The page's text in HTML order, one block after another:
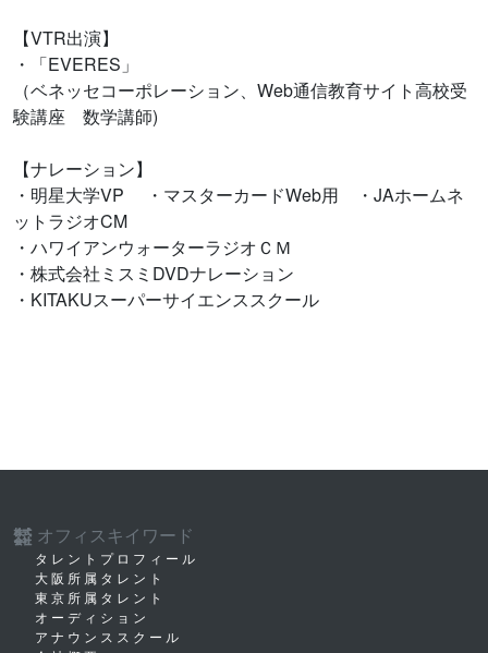
【VTR出演】
・「EVERES」
（ベネッセコーポレーション、Web通信教育サイト高校受
験講座 数学講師)
【ナレーション】
・明星大学VP ・マスターカードWeb用 ・JAホームネ
ットラジオCM
・ハワイアンウォーターラジオＣＭ
・株式会社ミスミDVDナレーション
・KITAKUスーパーサイエンススクール
株式
会社 オフィスキイワード
タレントプロフィール
大阪所属タレント
東京所属タレント
オーディション
アナウンススクール